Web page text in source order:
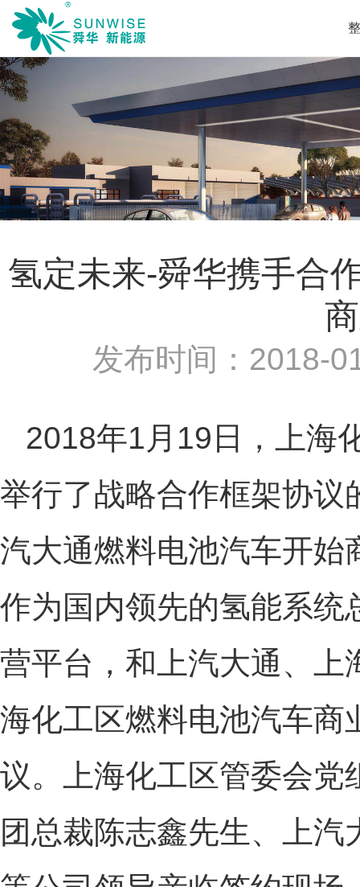
氢定未来-舜华携手合
发布时间： 2018-
2018年1月19日，上海
举行了战略合作框架协
汽大通燃料电池汽车开始
作为国内领先的氢能系统
营平台，和上汽大通、上
海化工区燃料电池汽车商
议。上海化工区管委会党
团总裁陈志鑫先生、上